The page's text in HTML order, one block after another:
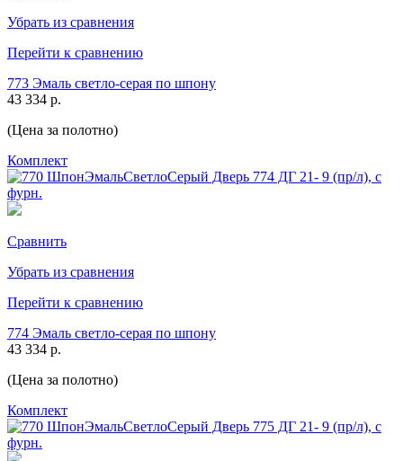
Убрать из сравнения
Перейти к сравнению
773 Эмаль светло-серая по шпону
43 334 р.
(Цена за полотно)
Комплект
Сравнить
Убрать из сравнения
Перейти к сравнению
774 Эмаль светло-серая по шпону
43 334 р.
(Цена за полотно)
Комплект